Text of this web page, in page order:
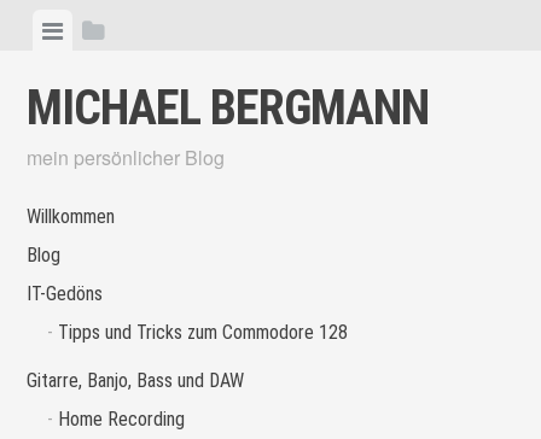
Skip
content
ViewView
MICHAEL BERGMANN
mein persönlicher Blog
Willkommen
Blog
IT-Gedöns
Tipps und Tricks zum Commodore 128
Gitarre, Banjo, Bass und DAW
Home Recording